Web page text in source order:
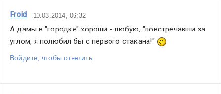
Froid 10.03.2014, 06:32
А дамы в "городке" хороши - любую, "повстречавши за
углом, я полюбил бы с первого стакана!"
Войдите, чтобы ответить